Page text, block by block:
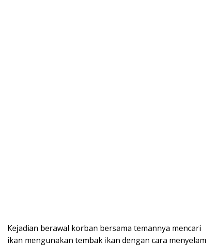
Kejadian berawal korban bersama temannya mencari
ikan mengunakan tembak ikan dengan cara menyelam